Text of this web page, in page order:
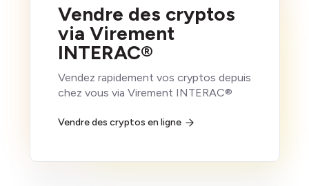
Vendre des cryptos
via Virement
INTERAC®
Vendez rapidement vos cryptos depuis
chez vous via Virement INTERAC®
Vendre des cryptos en ligne